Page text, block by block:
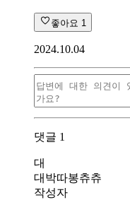
좋아요 1
2024.10.04
댓글 1
대
대박따봉츄츄
작성자